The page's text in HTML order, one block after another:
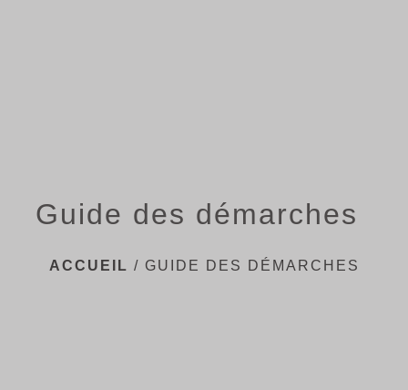
Guide des démarches
ACCUEIL / GUIDE DES DÉMARCHES